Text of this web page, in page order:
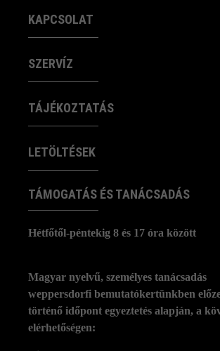
KAPCSOLAT
SZERVÍZ
TÁJÉKOZTATÁS
LETÖLTÉSEK
TÁMOGATÁS ÉS TANÁCSADÁS
Hétfőtől-péntekig 8 és 17 óra között
Magyar nyelvű, személyes tanácsadás
weppersdorfi bemutatókertünkben
történő időpont egyeztetés alapján, a
elérhetőségen: